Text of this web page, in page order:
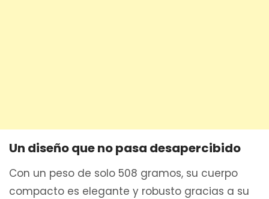
Un diseño que no pasa desapercibido
Con un peso de solo 508 gramos, su cuerpo
compacto es elegante y robusto gracias a su